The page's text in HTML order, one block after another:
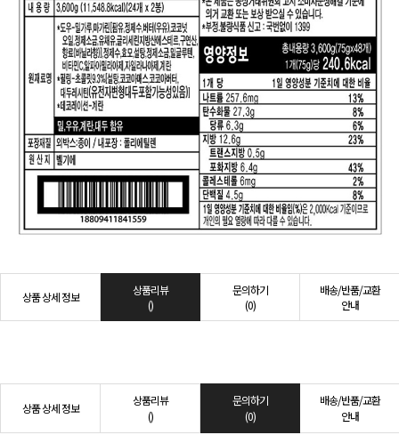
상품 상세 정보
상품리뷰
()
문의하기
(0)
배송/반품/교환
안내
상품 상세 정보
상품리뷰
()
문의하기
(0)
배송/반품/교환
안내